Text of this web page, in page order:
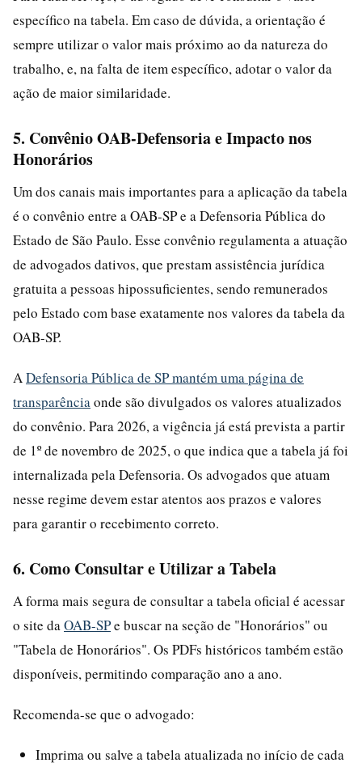
específico na tabela. Em caso de dúvida, a orientação é
sempre utilizar o valor mais próximo ao da natureza do
trabalho, e, na falta de item específico, adotar o valor da
ação de maior similaridade.
5. Convênio OAB-Defensoria e Impacto nos
Honorários
Um dos canais mais importantes para a aplicação da tabela
é o convênio entre a OAB-SP e a Defensoria Pública do
Estado de São Paulo. Esse convênio regulamenta a atuação
de advogados dativos, que prestam assistência jurídica
gratuita a pessoas hipossuficientes, sendo remunerados
pelo Estado com base exatamente nos valores da tabela da
OAB-SP.
A Defensoria Pública de SP mantém uma página de
transparência onde são divulgados os valores atualizados
do convênio. Para 2026, a vigência já está prevista a partir
de 1º de novembro de 2025, o que indica que a tabela já foi
internalizada pela Defensoria. Os advogados que atuam
nesse regime devem estar atentos aos prazos e valores
para garantir o recebimento correto.
6. Como Consultar e Utilizar a Tabela
A forma mais segura de consultar a tabela oficial é acessar
o site da OAB-SPe buscar na seção de "Honorários" ou
"Tabela de Honorários". Os PDFs históricos também estão
disponíveis, permitindo comparação ano a ano.
Recomenda-se que o advogado:
Imprima ou salve a tabela atualizada no início de cada